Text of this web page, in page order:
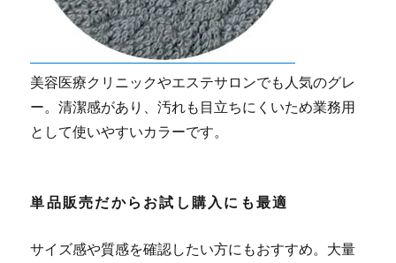
美容医療クリニックやエステサロンでも人気のグレ
ー。清潔感があり、汚れも目立ちにくいため業務用
として使いやすいカラーです。
単品販売だからお試し購入にも最適
サイズ感や質感を確認したい方にもおすすめ。大量